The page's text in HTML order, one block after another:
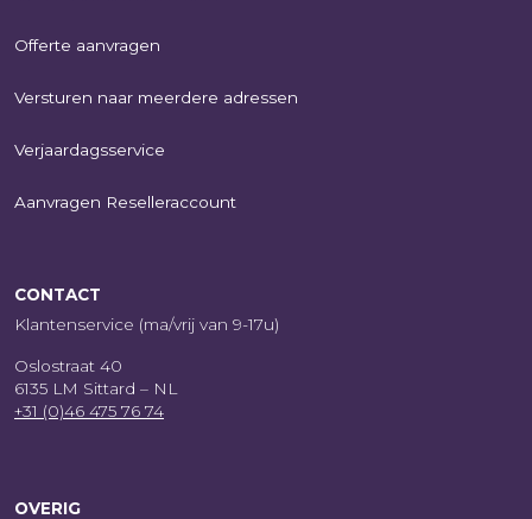
Offerte aanvragen
Versturen naar meerdere adressen
Verjaardagsservice
Aanvragen Reselleraccount
CONTACT
Klantenservice (ma/vrij van 9-17u)
Oslostraat 40
6135 LM Sittard – NL
+31 (0)46 475 76 74
OVERIG